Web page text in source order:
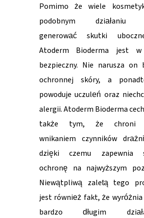
Pomimo że wiele
podobnym działaniu
generować skutki
Atoderm Bioderma jest w
bezpieczny. Nie narusza on
ochronnej skóry, a
powoduje uczuleń oraz
alergii. Atoderm Bioderma
także tym, że chroni
wnikaniem czynników
dzięki czemu zapewnia
ochronę na najwyższym
Niewątpliwą zaletą tego
jest również fakt, że
bardzo długim